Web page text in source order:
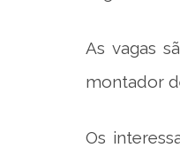
As vagas
montador
Os